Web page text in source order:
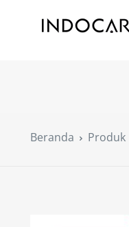
Beranda Produk